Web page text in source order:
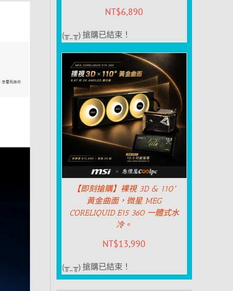
NT$6,890
(╥_╥) 搶購已結束！
【即刻搶購】裸視 3D & 110°
黃金曲面，微星 MEG
CORELIQUID E15 360 一體式水
冷。
NT$13,990
(╥_╥) 搶購已結束！